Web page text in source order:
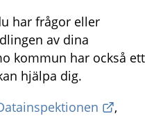
har frågor eller
av dina
kommun har också ett
hjälpa dig.
,